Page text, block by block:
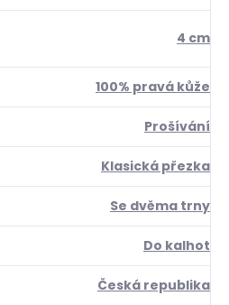
4 cm
100% pravá kůže
Prošívání
Klasická přezka
Se dvěma trny
Do kalhot
Česká republika